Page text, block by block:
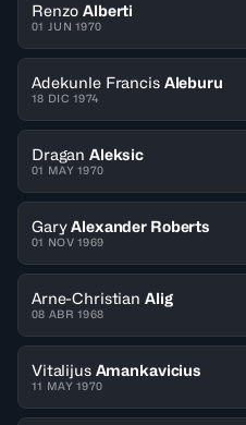
Renzo Alberti
01 JUN 1970
Adekunle Francis Aleburu
18 DIC 1974
Dragan Aleksic
01 MAY 1970
Gary Alexander Roberts
01 NOV 1969
Arne-Christian Alig
08 ABR 1968
Vitalijus Amankavicius
11 MAY 1970